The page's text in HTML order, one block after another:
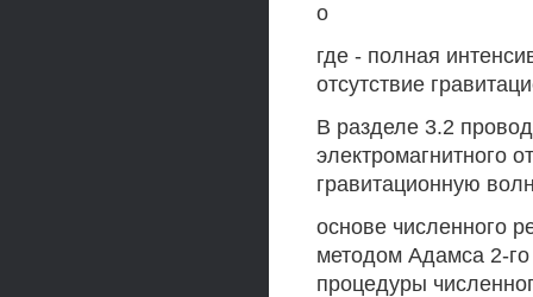
о
где - полная
отсутствие
В разделе 3.2
электромагнитного
гравитационную
основе численного
методом Адамса 2-
процедуры